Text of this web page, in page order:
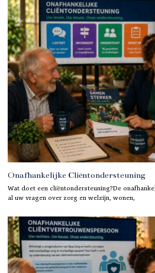
Onafhankelijke Cliëntondersteuning
Wat doet een cliëntondersteuning?De
al uw vragen over zorg en welzijn, wonen,